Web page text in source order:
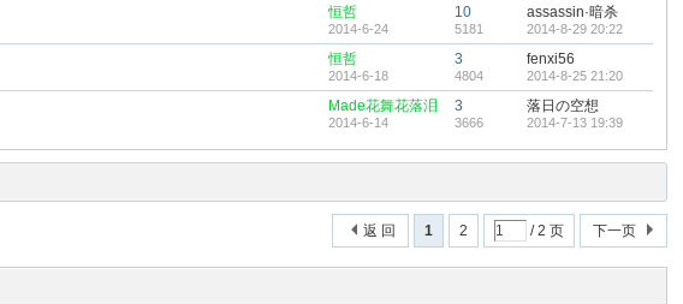
恒哲
2014-6-24
10
5181
assassin·暗杀
2014-8-29 20:22
恒哲
2014-6-18
3
4804
fenxi56
2014-8-25 21:20
Made花舞花落泪
2014-6-14
3
3666
落日の空想
2014-7-13 19:39
1 2 / 2 页 下一页
返 回